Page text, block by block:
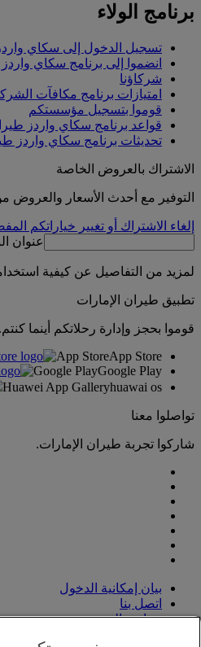
برنامج الولاء
تسجيل الدخول إلى سكاي
انضموا إلى برنامج سكاي
شركاؤنا
امتيازات برنامج مكافآت
قوموا بتسجيل مؤسستكم
قواعد برنامج سكاي واردز
تحديثات برنامج سكاي واردز
الاشتراك بالعروض الخاصة
التوفير مع أحدث الأسعار والعروض
إلغاء الاشتراك أو تغيير خياراتكم
عنوان
لمزيد من التفاصيل عن كيفية
تطبيق طيران الإمارات
قوموا بحجز وإدارة رحلاتكم أينما كنتم.
App StoreApp Store
Google PlayGoogle Play
Huawei App Galleryhuawai os
تواصلوا معنا
شاركوا تجربة طيران الإمارات.
بيان إمكانية الدخول
اتصل بنا
سياسة الخصوصية